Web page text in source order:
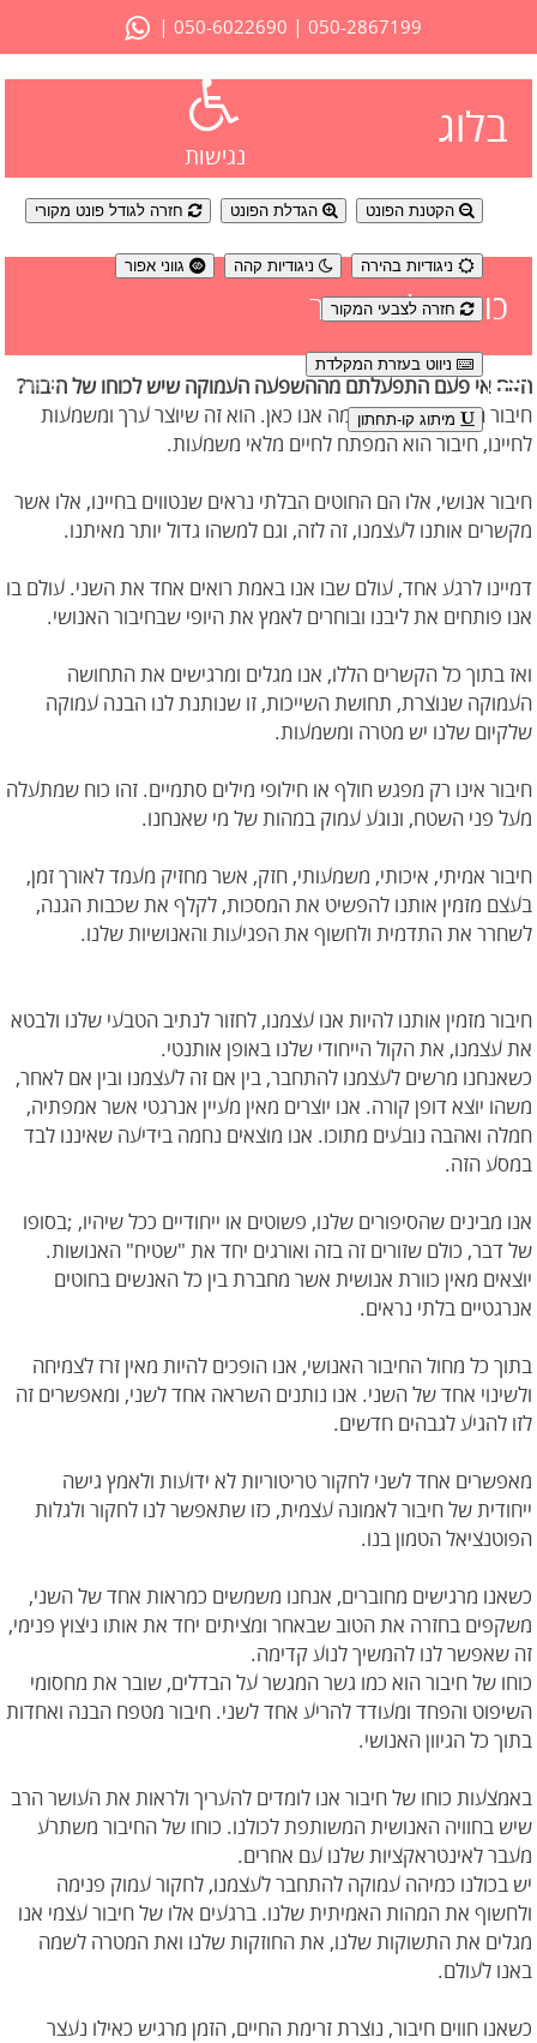
050-2867199
|
050-6022690
|
נגישות
הקטנת הפונט הגדלת הפונט חזרה לגודל פונט מקורי
ניגודיות בהירה ניגודיות קהה גווני אפור
חזרה לצבעי המקור
ניווט בעזרת המקלדת
מיתוג קו-תחתון
בלוג
כוחו של החיבור
האם אי פעם התפעלתם מההשפעה העמוקה שיש לכוחו של חיבור?
חיבור הוא המטרה שלשמה אנו כאן. הוא זה שיוצר ערך ומשמעות
לחיינו, חיבור הוא המפתח לחיים מלאי משמעות.
חיבור אנושי, אלו הם החוטים הבלתי נראים שנטווים בחיינו, אלו אשר
מקשרים אותנו לעצמנו, זה לזה, וגם למשהו גדול יותר מאיתנו.
דמיינו לרגע אחד, עולם שבו אנו באמת רואים אחד את השני. עולם בו
אנו פותחים את ליבנו ובוחרים לאמץ את היופי שבחיבור האנושי.
ואז בתוך כל הקשרים הללו, אנו מגלים ומרגישים את התחושה
העמוקה שנוצרת, תחושת השייכות, זו שנותנת לנו הבנה עמוקה
שלקיום שלנו יש מטרה ומשמעות.
חיבור אינו רק מפגש חולף או חילופי מילים סתמיים. זהו כוח שמתעלה
מעל פני השטח, ונוגע עמוק במהות של מי שאנחנו.
חיבור אמיתי, איכותי, משמעותי, חזק, אשר מחזיק מעמד לאורך זמן,
בעצם מזמין אותנו להפשיט את המסכות, לקלף את שכבות הגנה,
לשחרר את התדמית ולחשוף את הפגיעות והאנושיות שלנו.
חיבור מזמין אותנו להיות אנו עצמנו, לחזור לנתיב הטבעי שלנו ולבטא
את עצמנו, את הקול הייחודי שלנו באופן אותנטי.
כשאנחנו מרשים לעצמנו להתחבר, בין אם זה לעצמנו ובין אם לאחר,
משהו יוצא דופן קורה. אנו יוצרים מאין מעיין אנרגטי אשר אמפתיה,
חמלה ואהבה נובעים מתוכו. אנו מוצאים נחמה בידיעה שאיננו לבד
במסע הזה.
אנו מבינים שהסיפורים שלנו, פשוטים או ייחודיים ככל שיהיו, ;בסופו
של דבר, כולם שזורים זה בזה ואורגים יחד את "שטיח" האנושות.
יוצאים מאין כוורת אנושית אשר מחברת בין כל האנשים בחוטים
אנרגטיים בלתי נראים.
בתוך כל מחול החיבור האנושי, אנו הופכים להיות מאין זרז לצמיחה
ולשינוי אחד של השני. אנו נותנים השראה אחד לשני, ומאפשרים זה
לזו להגיע לגבהים חדשים.
מאפשרים אחד לשני לחקור טריטוריות לא ידועות ולאמץ גישה
ייחודית של חיבור לאמונה עצמית, כזו שתאפשר לנו לחקור ולגלות
הפוטנציאל הטמון בנו.
כשאנו מרגישים מחוברים, אנחנו משמשים כמראות אחד של השני,
משקפים בחזרה את הטוב שבאחר ומציתים יחד את אותו ניצוץ פנימי,
זה שאפשר לנו להמשיך לנוע קדימה.
כוחו של חיבור הוא כמו גשר המגשר על הבדלים, שובר את מחסומי
השיפוט והפחד ומעודד להריע אחד לשני. חיבור מטפח הבנה ואחדות
בתוך כל הגיוון האנושי.
באמצעות כוחו של חיבור אנו לומדים להעריך ולראות את העושר הרב
שיש בחוויה האנושית המשותפת לכולנו. כוחו של החיבור משתרע
מעבר לאינטראקציות שלנו עם אחרים.
יש בכולנו כמיהה עמוקה להתחבר לעצמנו, לחקור עמוק פנימה
ולחשוף את המהות האמיתית שלנו. ברגעים אלו של חיבור עצמי אנו
מגלים את התשוקות שלנו, את החוזקות שלנו ואת המטרה לשמה
באנו לעולם.
כשאנו חווים חיבור, נוצרת זרימת החיים, הזמן מרגיש כאילו נעצר